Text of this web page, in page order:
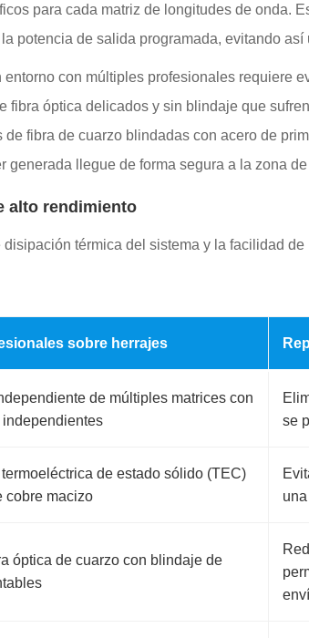
para cada matriz de longitudes de onda.
potencia de salida programada, evitando
con múltiples profesionales requiere
óptica delicados y sin blindaje que
fibra de cuarzo blindadas con acero de
llegue de forma segura a la zona
alto rendimiento
térmica del sistema y la facilidad
sobre herrajes
de múltiples matrices con
se
de estado sólido (TEC)
cobre macizo
óptica de cuarzo con blindaje de